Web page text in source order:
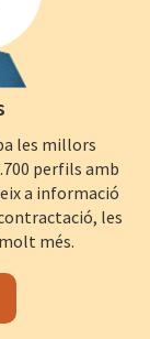
les millors
perfils amb
a informació
les
més.